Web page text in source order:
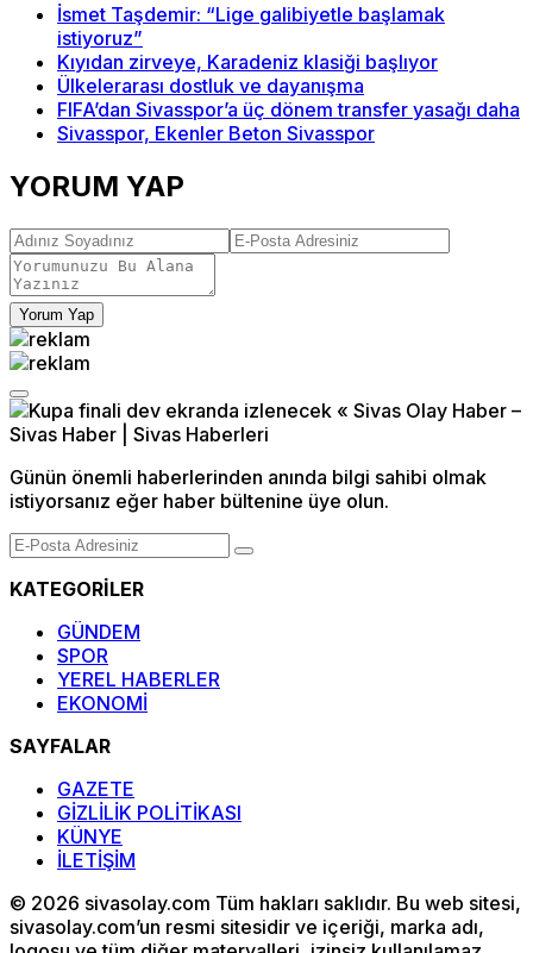
İsmet Taşdemir: “Lige galibiyetle başlamak
istiyoruz”
Kıyıdan zirveye, Karadeniz klasiği başlıyor
Ülkelerarası dostluk ve dayanışma
FIFA’dan Sivasspor’a üç dönem transfer yasağı daha
Sivasspor, Ekenler Beton Sivasspor
YORUM YAP
Yorum Yap
Günün önemli haberlerinden anında bilgi sahibi olmak
istiyorsanız eğer haber bültenine üye olun.
KATEGORİLER
GÜNDEM
SPOR
YEREL HABERLER
EKONOMİ
SAYFALAR
GAZETE
GİZLİLİK POLİTİKASI
KÜNYE
İLETİŞİM
© 2026 sivasolay.com Tüm hakları saklıdır. Bu web sitesi,
sivasolay.com’un resmi sitesidir ve içeriği, marka adı,